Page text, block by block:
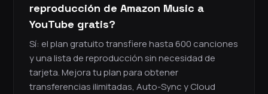
reproducción de Amazon Music a
YouTube gratis?
Sí: el plan gratuito transfiere hasta 600 canciones
y una lista de reproducción sin necesidad de
tarjeta. Mejora tu plan para obtener
transferencias ilimitadas, Auto-Sync y Cloud